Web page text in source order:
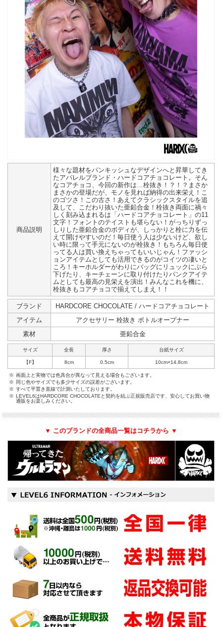
商品説明
様々な題材をパンキッシュなデザインへと昇華してき
たアパレルブランド・ハードコアチョコレート。そん
なコアチョコ、今回の新作は…栓抜き！？！？まさか
まさかの登場だが、モノを見れば納得の出来栄え！こ
のゴツさ！この古さ！あえてクラシックスタイルを追
及して、こだわり抜いた亜鉛合金！栓抜き両面に禍々
しく刻み込まれるは「ハードコアチョコレート」の11
文字！フォントのテイストも堪らない！がっちりずっ
しりした亜鉛合金のボディが、しっかりと栓に力を伝
えて開けやすいのだ！毎日使う人は少ないけど、欲し
い時に限って手元にないのが栓抜き！もちろん毎日使
ってる人は買い換えちゃってもいいじゃん！ファッシ
ョンアイテムとしても活用できるのがコイツの凄いと
ころ！キーホルダーがわりにバッグにリュックにぶら
下げたり、キーチェーンに取り付けたりパンクアイテ
ムとしても最高の見栄えを演出！みんなこれを機に、
栓抜きもコアチョコで揃えてしまえ！！
ブランド
HARDCORE CHOCOLATE / ハードコアチョコレート
アイテム
アクセサリー 栓抜き ボトルオープナー
素材
亜鉛合金
サイズ 全長 厚さ 台紙サイズ
【F】 8cm 0.5cm 10cm×14.8cm
※ 画面上と実物では色具合が異なって見える場合もございます。
※
同じ色やサイズでも多少サイズの誤差がございます。
※ すべて平置き直線で計測いたしております。
※ LEVEL6はHARDCORE CHOCOLATEと契約を結ぶ正規販売店です、安心してお買い物
通販をお楽しみください。
▼ このブランドの全商品一覧はコチラから ▼